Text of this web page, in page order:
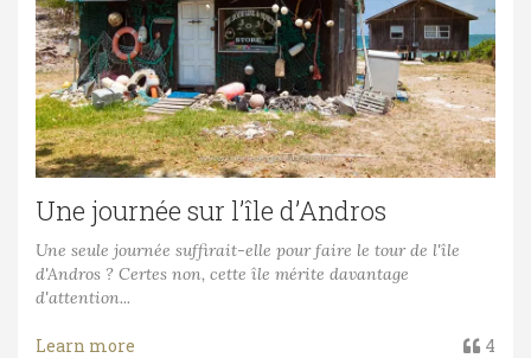
Une journée sur l’île d’Andros
Une seule journée suffirait-elle pour faire le tour de l'île
d'Andros ? Certes non, cette île mérite davantage
d'attention...
Learn more 4